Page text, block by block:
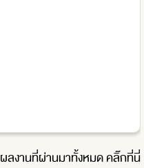
ผลงานที่ผ่านมาทั้งหมดคลิ๊กที่นี่